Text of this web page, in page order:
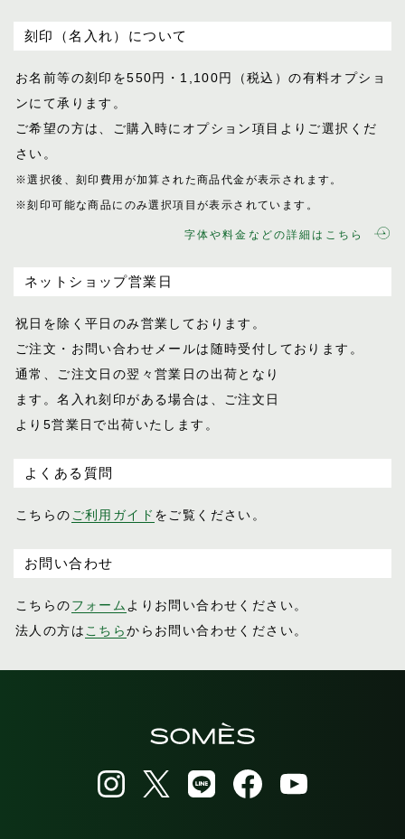
刻印（名入れ）について
お名前等の刻印を550円・1,100円（税込）の有料オプショ
ンにて承ります。
ご希望の方は、ご購入時にオプション項目 よりご選択くだ
さい。
※選択後、刻印費用が加算された商品代金が表示 されます。
※刻印可能な商品にのみ選択項目が表示されてい ます。
字体や料金などの詳細はこちら
ネットショップ営業日
祝日を除く平日のみ営業しております。
ご注文・お問い合わせメールは随時受付し ております。
通常、ご注文日の翌々営業日の出荷となり
ます。名入れ刻印がある場合は、ご注文日
より5営業日で出荷いたします。
よくある質問
こちらの ご利用ガイド をご覧ください。
お問い合わせ
こちらのフォーム よりお問い合わせください。
法人の方は こちらからお問い合わせください。